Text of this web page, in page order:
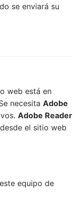
se enviará su
web está en
necesita Adobe
Adobe Reader
el sitio web
equipo de